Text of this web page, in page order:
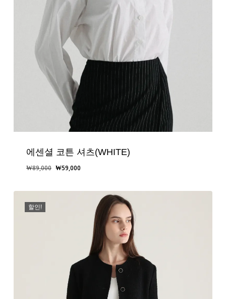
에센셜 코튼 셔츠(WHITE)
₩89,000 원
가
₩59,000현
가
₩59,000.
할인!